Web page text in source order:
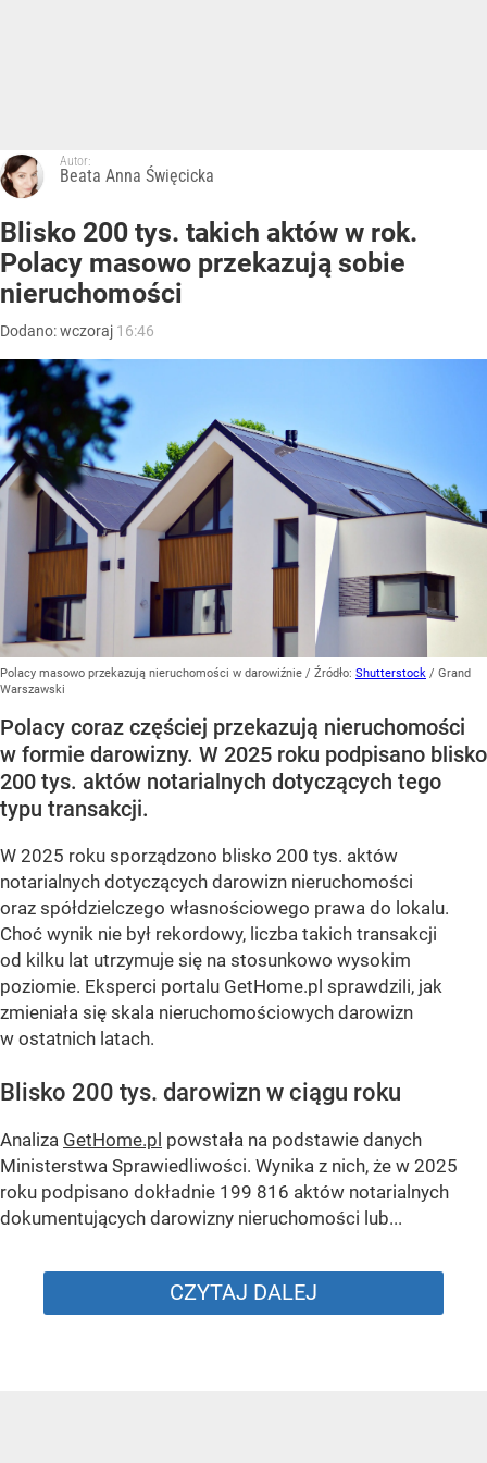
Autor:
Beata Anna Święcicka
Blisko 200 tys. takich aktów w rok.
Polacy masowo przekazują sobie
nieruchomości
Dodano:wczoraj 16:46
Polacy masowo przekazują nieruchomości w darowiźnie / Źródło: Shutterstock / Grand
Warszawski
Polacy coraz częściej przekazują nieruchomości
w formie darowizny. W 2025 roku podpisano blisko
200 tys. aktów notarialnych dotyczących tego
typu transakcji.
W 2025 roku sporządzono blisko 200 tys. aktów
notarialnych dotyczących darowizn nieruchomości
oraz spółdzielczego własnościowego prawa do lokalu.
Choć wynik nie był rekordowy, liczba takich transakcji
od kilku lat utrzymuje się na stosunkowo wysokim
poziomie. Eksperci portalu GetHome.pl sprawdzili, jak
zmieniała się skala nieruchomościowych darowizn
w ostatnich latach.
Blisko 200 tys. darowizn w ciągu roku
Analiza GetHome.pl powstała na podstawie danych
Ministerstwa Sprawiedliwości. Wynika z nich, że w 2025
roku podpisano dokładnie 199 816 aktów notarialnych
dokumentujących darowizny nieruchomości lub...
CZYTAJ DALEJ